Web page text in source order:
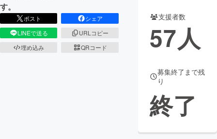
す。
ポスト
シェア
LINEで送る
URLコピー
埋め込み
QRコード
支援者数
57人
募集終了まで残
り
終了